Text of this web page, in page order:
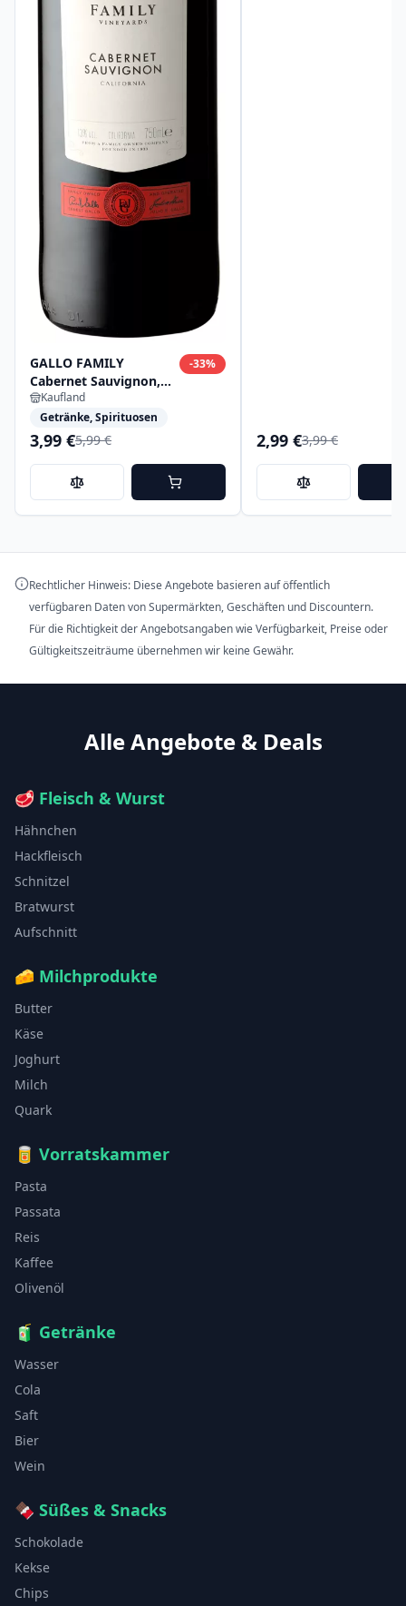
GALLO FAMILY
Cabernet Sauvignon,
Rosé, Zinfandel oder
Chardonnay
-33%
Kaufland
Getränke, Spirituosen
3,99 €5,99 € 2,99 €3,99 €
Rechtlicher Hinweis: Diese Angebote basieren auf öffentlich
verfügbaren Daten von Supermärkten, Geschäften und Discountern.
Für die Richtigkeit der Angebotsangaben wie Verfügbarkeit, Preise oder
Gültigkeitszeiträume übernehmen wir keine Gewähr.
Alle Angebote & Deals
🥩 Fleisch & Wurst
Hähnchen
Hackfleisch
Schnitzel
Bratwurst
Aufschnitt
🧀 Milchprodukte
Butter
Käse
Joghurt
Milch
Quark
🥫 Vorratskammer
Pasta
Passata
Reis
Kaffee
Olivenöl
🧃 Getränke
Wasser
Cola
Saft
Bier
Wein
🍫 Süßes & Snacks
Schokolade
Kekse
Chips